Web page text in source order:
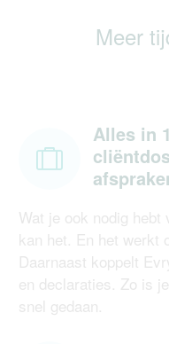
Gewichtsconsulenten
Huidtherapie
Logopedie
Pedicure
Meer
Alles in
Wat je ook nodig
kan het. En het werkt
Daarnaast koppelt
en declaraties. Zo is
snel gedaan.